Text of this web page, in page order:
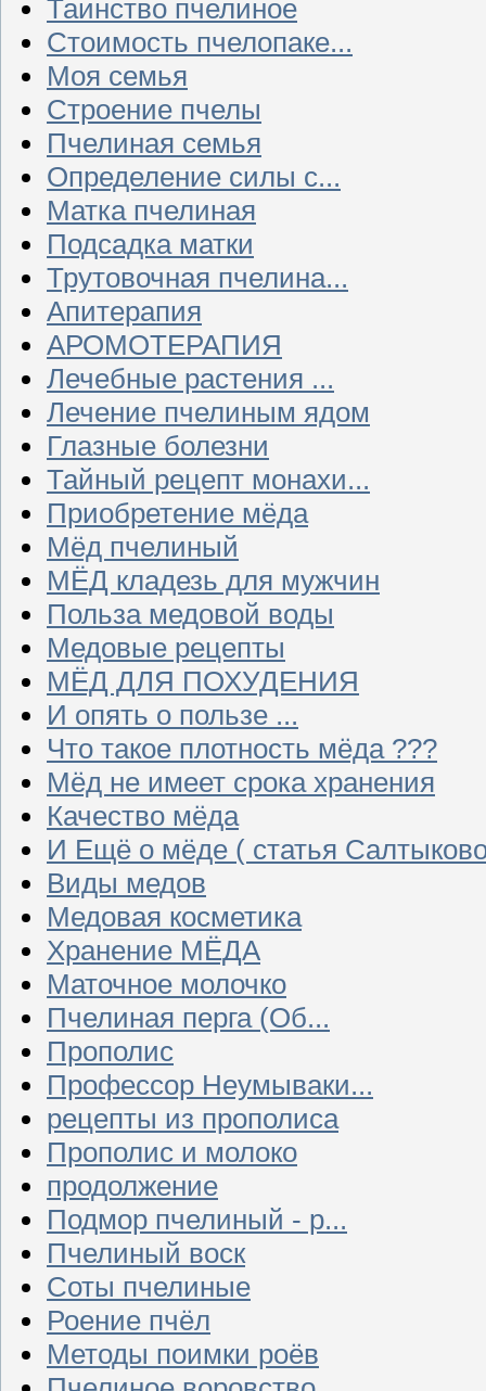
Таинство пчелиное
Стоимость пчелопаке...
Моя семья
Строение пчелы
Пчелиная семья
Определение силы с...
Матка пчелиная
Подсадка матки
Трутовочная пчелина...
Апитерапия
АРОМОТЕРАПИЯ
Лечебные растения ...
Лечение пчелиным ядом
Глазные болезни
Тайный рецепт монахи...
Приобретение мёда
Мёд пчелиный
МЁД кладезь для мужчин
Польза медовой воды
Медовые рецепты
МЁД ДЛЯ ПОХУДЕНИЯ
И опять о пользе ...
Что такое плотность мёда ???
Мёд не имеет срока хранения
Качество мёда
И Ещё о мёде ( статья
Виды медов
Медовая косметика
Хранение МЁДА
Маточное молочко
Пчелиная перга (Об...
Прополис
Профессор Неумываки...
рецепты из прополиса
Прополис и молоко
продолжение
Подмор пчелиный - р...
Пчелиный воск
Соты пчелиные
Роение пчёл
Методы поимки роёв